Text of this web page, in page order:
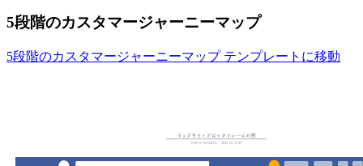
5段階のカスタマージャーニーマップ
5段階のカスタマージャーニーマップ テンプレートに移動